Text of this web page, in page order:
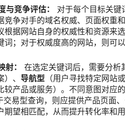
与竞争评估：
对于每个目标关
竞争对手的域名权威、页面权重
根据网站自身的权威性和资源来
词；对于权威度高的网站，则可
射： 在选定关键词后，需要分析
、 导航型 （用户寻找特定网站
较产品或服务）。不同意图对应
交易型查询，则应提供产品页面
期望相匹配，从而提升转化率和用